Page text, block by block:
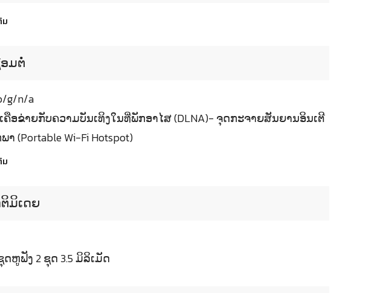
ม
ມຕໍ່
g/n/a
ຄືອຂ່າຍກັບຄວາມບັນເທິງໃນທີ່ພັກອາໄສ (DLNA)- ຈຸດກະຈາຍສັນຍານອິນເຕີ
າ (Portable Wi-Fi Hotspot)
ม
ມິເດຍ
ຫູຟັງ 2 ຊຸດ 3.5 ມິລິເມັດ